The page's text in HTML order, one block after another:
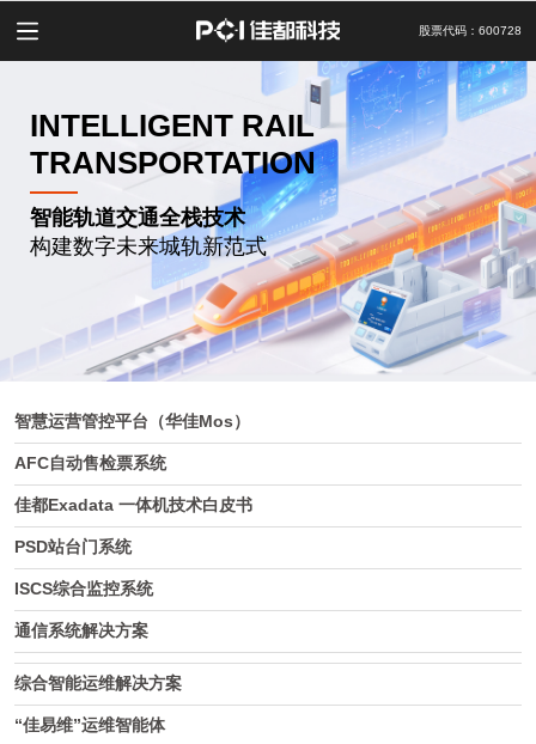
股票代码：600728
INTELLIGENT RAIL
TRANSPORTATION
智能轨道交通全栈技术
构建数字未来城轨新范式
智慧运营管控平台（华佳Mos）
AFC自动售检票系统
佳都Exadata 一体机技术白皮书
PSD站台门系统
ISCS综合监控系统
通信系统解决方案
综合智能运维解决方案
“佳易维”运维智能体